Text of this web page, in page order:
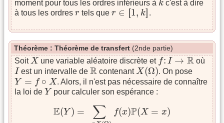
moment pour tous les ordres inférieurs à k c'est à dire
à tous les ordres r
r tels que r ∈ [[1, k]]
r∈[[1,k]] .
Théorème : Théorème de transfert (2nde partie)
SoitX
X une variable aléatoire discrète et f: I → R
f:I→R où
I
I est un intervalle de R
R contenantX (Ω)
X(Ω) . On pose
Y = f ∘ X
Y=f∘X
. Alors, il n'est pas nécessaire de connaître
la loi de Y
Y pour calculer son espérance :
E(Y) = ∑ f(x)P(X = x)
E Y x∈X ) (x P